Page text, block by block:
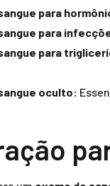
para
para
para
oculto: